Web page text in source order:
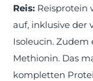
Reis: Reisprotein
auf, inklusive der
Isoleucin. Zudem
Methionin. Das
kompletten